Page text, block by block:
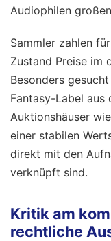
Audiophilen
Sammler zahlen
Zustand Preise im
Besonders
Fantasy-Label aus
Auktionshäuser
einer stabilen
direkt mit den
verknüpft sind.
Kritik am
rechtliche